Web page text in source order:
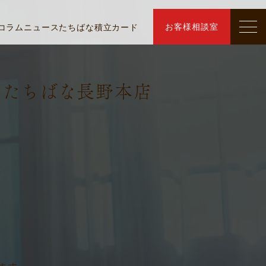
ラム ニュースたちばな積立カード お客様相談室
ちばな長野本店